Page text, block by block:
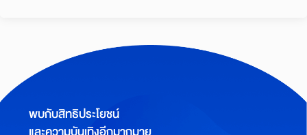
พบกับสิทธิประโยชน์